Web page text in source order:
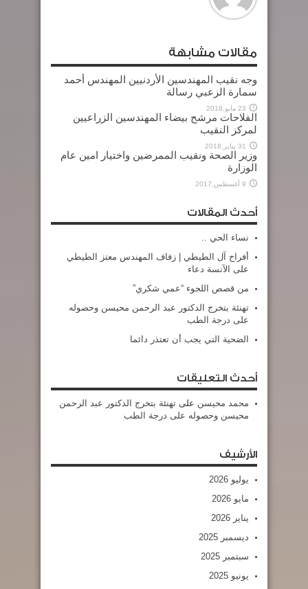
مقالات مشابهة
وجه نقيب المهندسين الأردنيين المهندس أحمد
سمارة الزعبي رسالة
23 مايو,2018
الفلاحات مرشح بيضاء المهندسين الزراعيين
لمركز النقيب
31 يناير,2018
وزير الصحة ونقيب الممرضين واختيار امين عام
الوزارة
9 أغسطس,2017
أحدث المقالات
نساء الحي ..
أفراح آل الطيطي | زفاف المهندس معتز الطيطي
على الآنسة دعاء
من قصص اللجوء “عمي شكري”
تهنئة بتخرج الدكتور عبد الرحمن محيسن وحصوله
على درجة الطب
الضحية التي يجب أن تعتذر دائما
أحدث التعليقات
محمد محيسن على تهنئة بتخرج الدكتور عبد الرحمن
محيسن وحصوله على درجة الطب
الأرشيف
يوليو 2026
مايو 2026
يناير 2026
ديسمبر 2025
سبتمبر 2025
يونيو 2025